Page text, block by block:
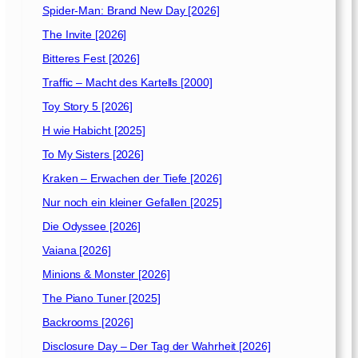
0
2
2
Spider-Man: Brand New Day [2026]
The Invite [2026]
Bitteres Fest [2026]
Traffic – Macht des Kartells [2000]
Toy Story 5 [2026]
H wie Habicht [2025]
To My Sisters [2026]
Kraken – Erwachen der Tiefe [2026]
Nur noch ein kleiner Gefallen [2025]
Die Odyssee [2026]
Vaiana [2026]
Minions & Monster [2026]
The Piano Tuner [2025]
Backrooms [2026]
Disclosure Day – Der Tag der Wahrheit [2026]